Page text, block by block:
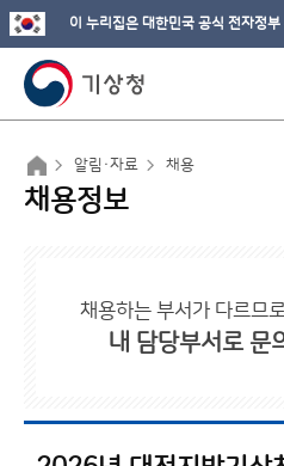
이 누리집은 대한민국 공식 전자정
알림·자료 채용
채용정보
채용하는 부서가 다르므
내 담당부서로 문